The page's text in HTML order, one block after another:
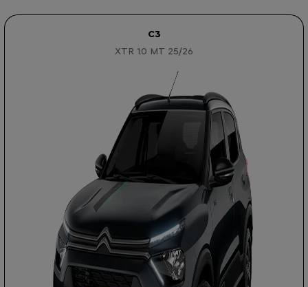
C3
XTR 1.0 MT 25/26